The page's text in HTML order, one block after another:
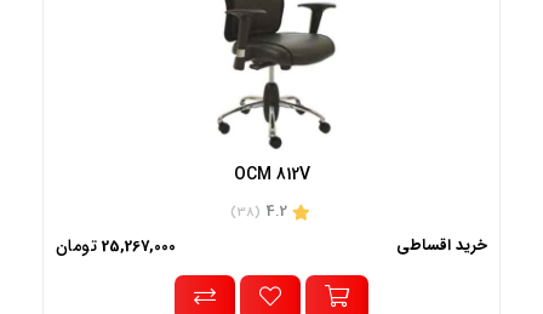
OCM 812V
(38)
خرید اقساطی 25,267,000تومان